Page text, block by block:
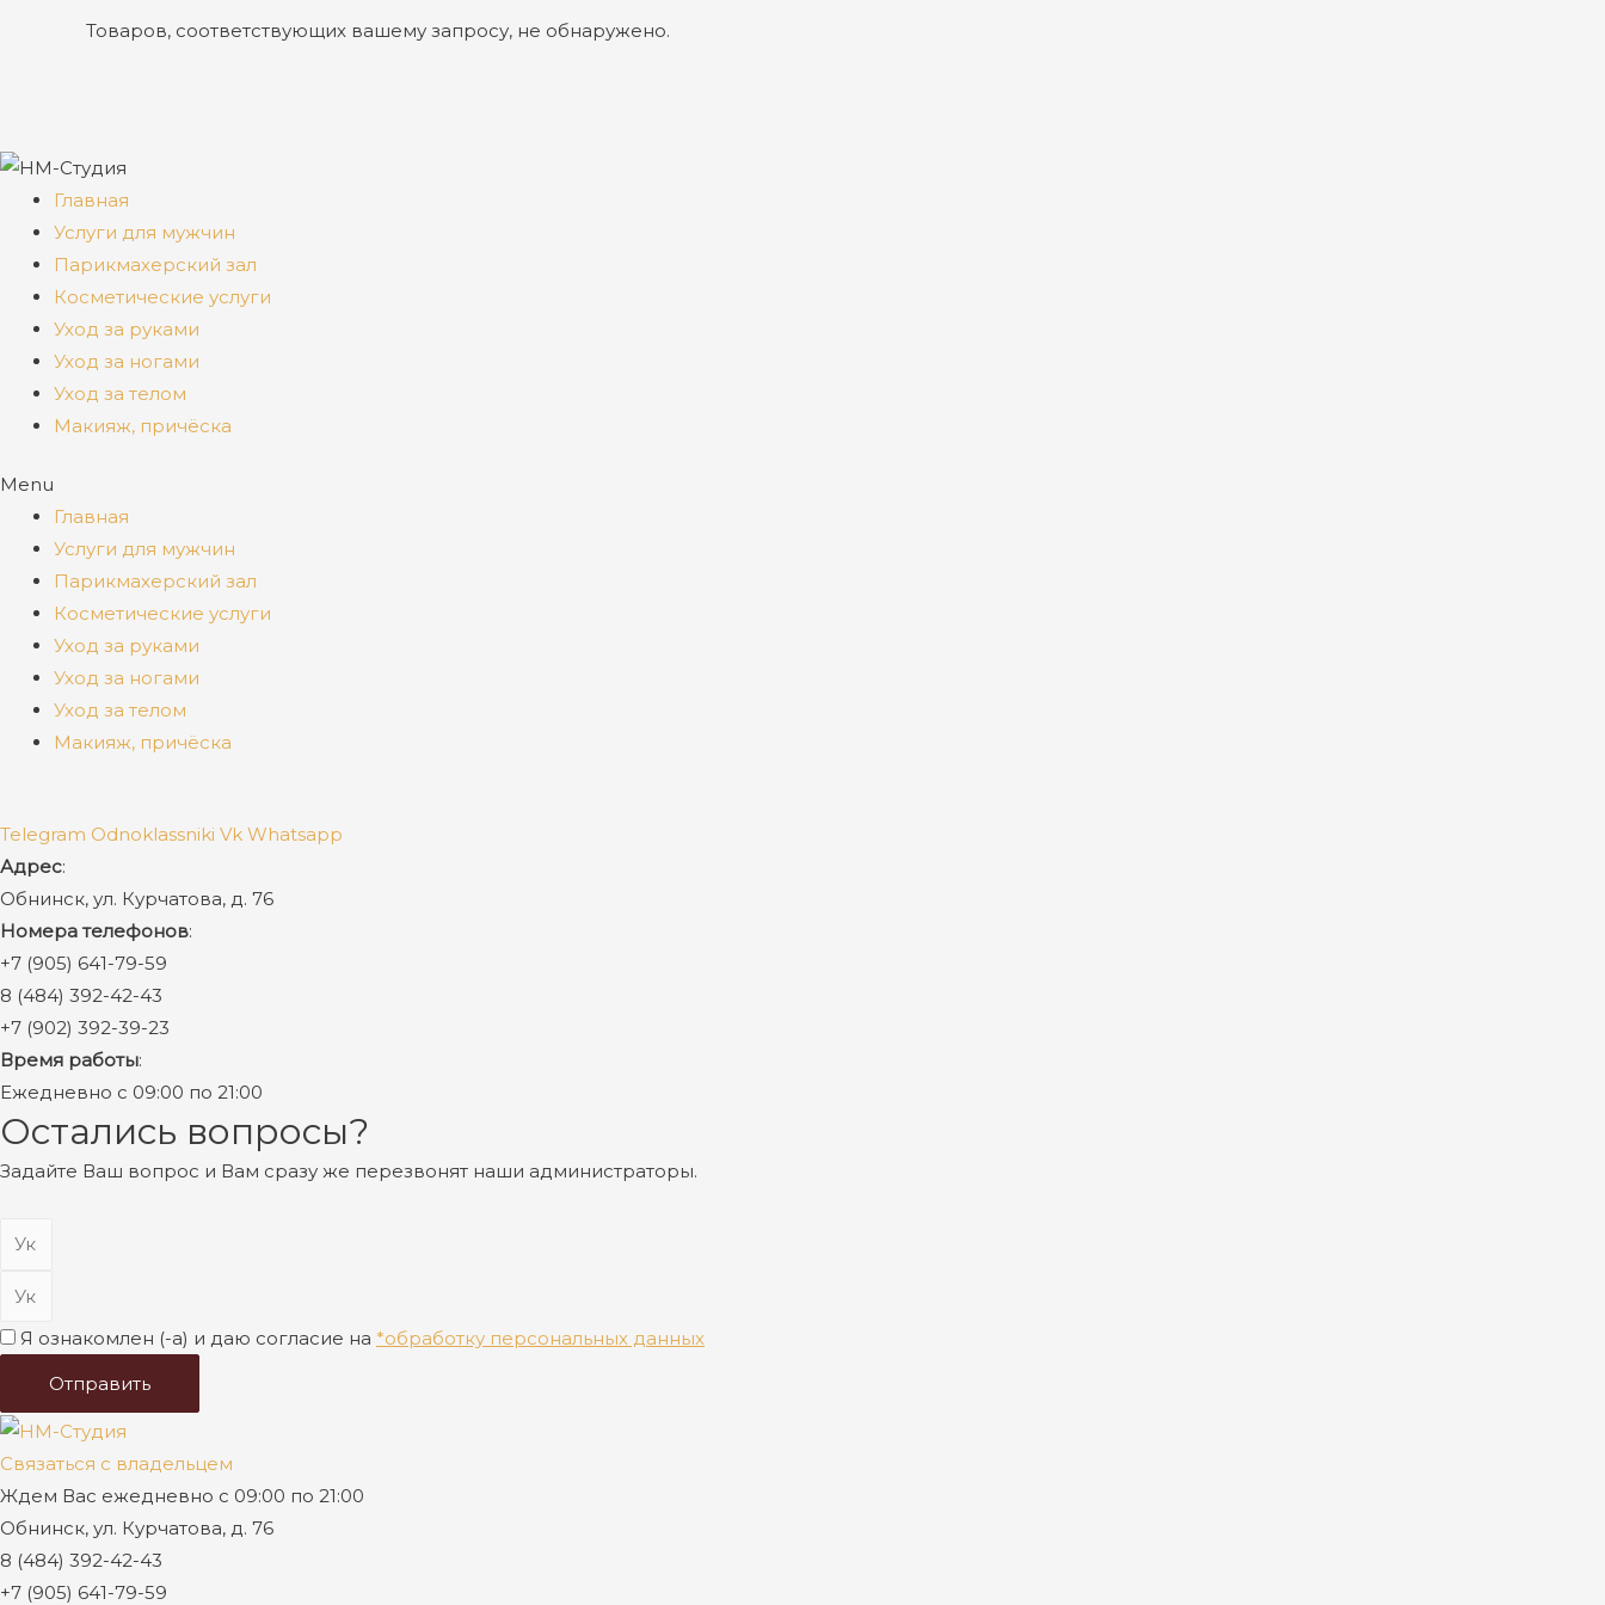
Товаров, соответствующих вашему запросу, не обнаружено.
Главная
Услуги для мужчин
Парикмахерский зал
Косметические услуги
Уход за руками
Уход за ногами
Уход за телом
Макияж, причёска
Menu
Главная
Услуги для мужчин
Парикмахерский зал
Косметические услуги
Уход за руками
Уход за ногами
Уход за телом
Макияж, причёска
Telegram Odnoklassniki Vk Whatsapp
Адрес:
Обнинск, ул. Курчатова, д. 76
Номера телефонов:
+7 (905) 641-79-59
8 (484) 392-42-43
+7 (902) 392-39-23
Время работы:
Ежедневно с 09:00 по 21:00
Остались вопросы?
Задайте Ваш вопрос и Вам сразу же перезвонят наши администраторы.
Я ознакомлен (-а) и даю согласие на *обработку персональных данных
Отправить
Связаться с владельцем
Ждем Вас ежедневно с 09:00 по 21:00
Обнинск, ул. Курчатова, д. 76
8 (484) 392-42-43
+7 (905) 641-79-59